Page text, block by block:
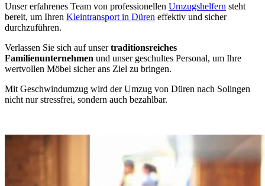
Unser erfahrenes Team von professionellen Umzugshelfern steht
bereit, um Ihren Kleintransport in Düren effektiv und sicher
durchzuführen.
Verlassen Sie sich auf unsertraditionsreiches
Familienunternehmen und unser geschultes Personal, um Ihre
wertvollen Möbel sicher ans Ziel zu bringen.
Mit Geschwindumzug wird der Umzug von Düren nach Solingen
nicht nur stressfrei, sondern auch bezahlbar.